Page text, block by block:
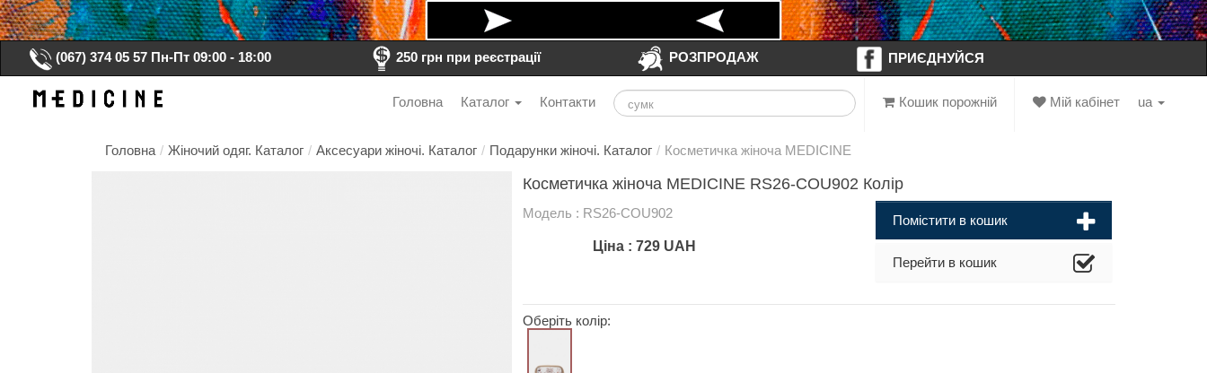
(067) 374 05 57 Пн-Пт 09:00 - 18:00 250 грн при реєстрації РОЗПРОДАЖ ПРИЄДНУЙСЯ
ua
Мій кабінет
Кошик порожній
Головна Каталог Контакти
Головна / Жіночий одяг. Каталог / Аксесуари жіночі. Каталог / Подарунки жіночі. Каталог / Косметичка жіноча MEDICINE
Косметичка жіноча MEDICINE RS26-COU902 Колір
Модель : RS26-COU902
Ціна : 729 UAH
Помістити в кошик
Перейти в кошик
Оберіть колір: